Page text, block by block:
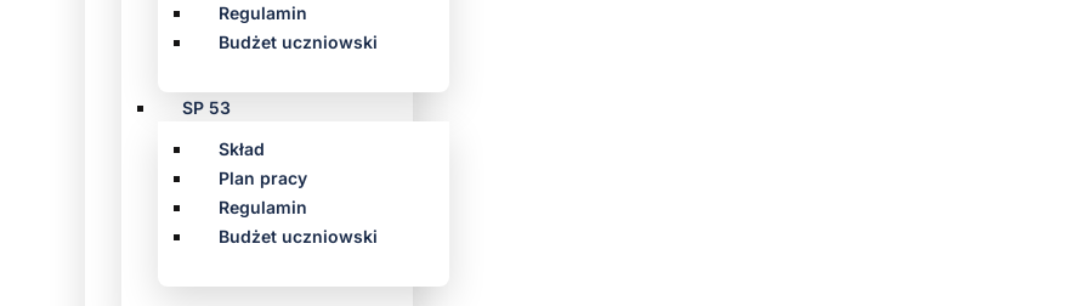
Regulamin
Budżet uczniowski
SP 53
Skład
Plan pracy
Regulamin
Budżet uczniowski